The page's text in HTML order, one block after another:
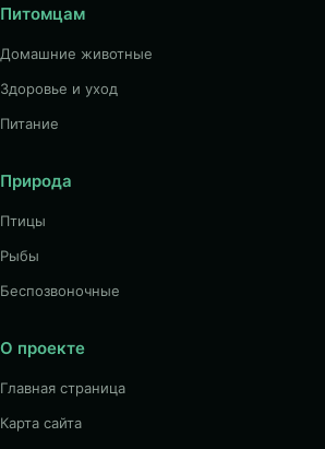
Питомцам
Домашние животные
Здоровье и уход
Питание
Природа
Птицы
Рыбы
Беспозвоночные
О проекте
Главная страница
Карта сайта